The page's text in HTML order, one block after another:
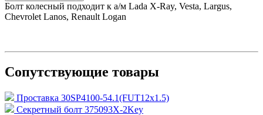
Болт колесный подходит к а/м Lada X-Ray, Vesta, Largus,
Chevrolet Lanos, Renault Logan
Сопутствующие товары
Проставка 30SP4100-54.1(FUT12x1.5)
Секретный болт 375093X-2Key